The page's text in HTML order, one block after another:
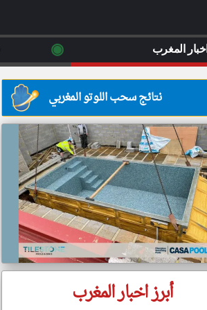
نتائج سحب اللوتو المغربي
أبرز اخبار المغرب
اخبار المغرب ◉